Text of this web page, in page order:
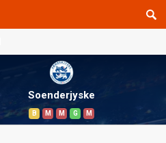
Soenderjyske
B M M G M